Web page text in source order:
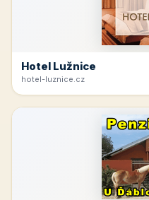
Hotel Lužnice
hotel-luznice.cz